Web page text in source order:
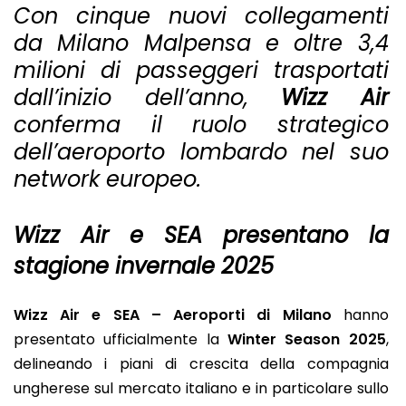
Con cinque nuovi collegamenti
da Milano Malpensa e oltre 3,4
milioni di passeggeri trasportati
dall’inizio dell’anno, Wizz Air
conferma il ruolo strategico
dell’aeroporto lombardo nel suo
network europeo.
Wizz Air e SEA presentano la
stagione invernale 2025
Wizz Air e SEA – Aeroporti di Milano hanno
presentato ufficialmente laWinter Season 2025,
delineando i piani di crescita della compagnia
ungherese sul mercato italiano e in particolare sullo